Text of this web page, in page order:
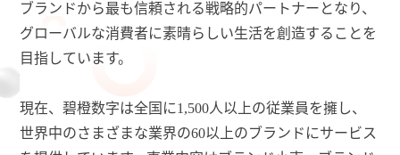
ブランドから最も信頼される戦略的パートナーとなり、
グローバルな消費者に素晴らしい生活を創造することを
目指しています。
現在、碧橙数字は全国に1,500人以上の従業員を擁し、
世界中のさまざまな業界の60以上のブランドにサービス